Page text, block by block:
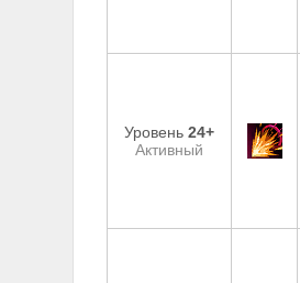
Уровень 24+
Активный